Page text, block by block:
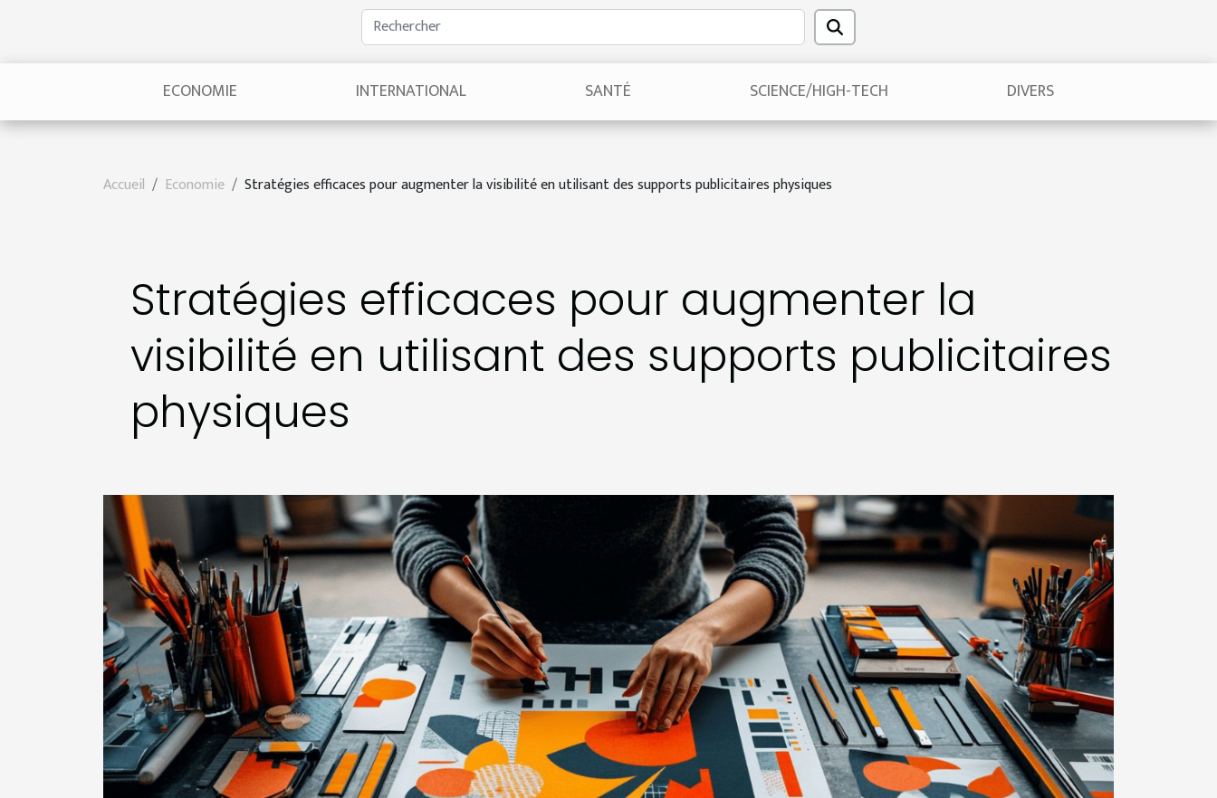
ECONOMIE INTERNATIONAL SANTÉ SCIENCE/HIGH-TECH DIVERS
Accueil Economie Stratégies efficaces pour augmenter la visibilité en utilisant des supports publicitaires physiques
Stratégies efficaces pour augmenter la
visibilité en utilisant des supports publicitaires
physiques